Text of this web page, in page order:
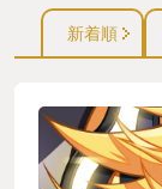
新着順